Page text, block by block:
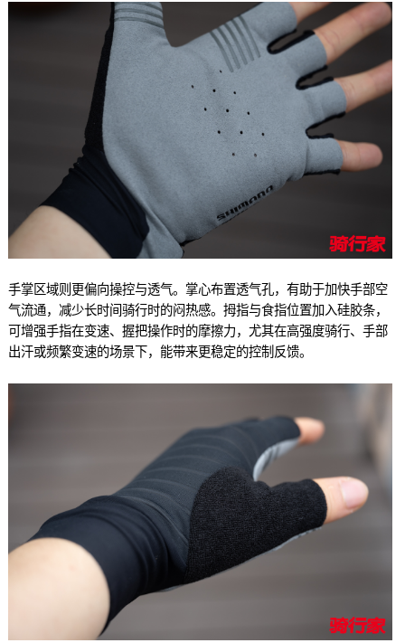
手掌区域则更偏向操控与透气。掌心布置透气孔，有助于加快手部空
气流通，减少长时间骑行时的闷热感。拇指与食指位置加入硅胶条，
可增强手指在变速、握把操作时的摩擦力，尤其在高强度骑行、手部
出汗或频繁变速的场景下，能带来更稳定的控制反馈。